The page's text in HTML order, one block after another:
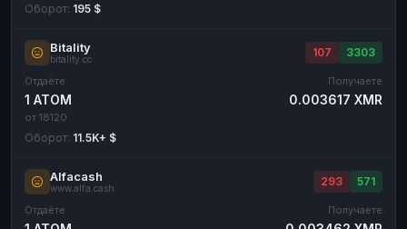
Оборот: 195 $
Bitality
bitality.cc
107 3303
Отдаёте
1 ATOM
от 18120
Получаете
0.003617 XMR
Оборот: 11.5K+ $
Alfacash
www.alfa.cash
293 571
Отдаёте Получаете